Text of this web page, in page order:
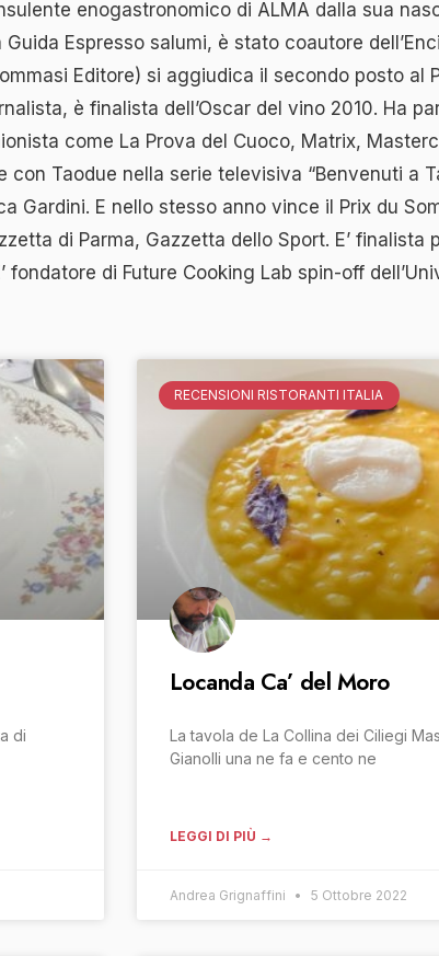
enogastronomico di ALMA dalla sua
Espresso salumi, è stato coautore
Editore) si aggiudica il secondo posto al
è finalista dell’Oscar del vino 2010. Ha
come La Prova del Cuoco, Matrix,
Taodue nella serie televisiva “Benvenuti a
Gardini. E nello stesso anno vince il Prix du
di Parma, Gazzetta dello Sport. E’ finalista
di Future Cooking Lab spin-off
di
RECENSIONI RISTORANTI ITALIA
Locanda Ca’ del Moro
La tavola de La Collina dei Ciliegi
Gianolli una ne fa e cento ne
LEGGI DI PIÙ →
Andrea Grignaffini 5 Ottobre 2022